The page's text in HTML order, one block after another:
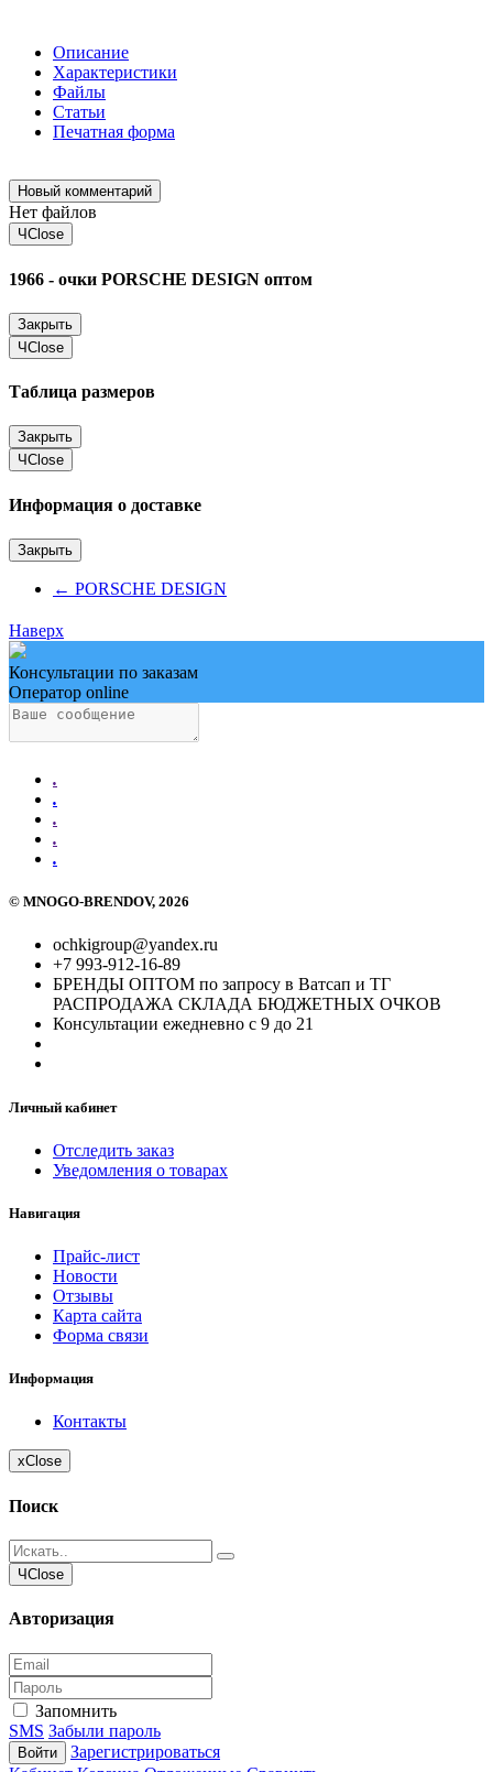
Описание
Характеристики
Файлы
Статьи
Печатная форма
Новый комментарий
Нет файлов
ЧClose
1966 - очки PORSCHE DESIGN оптом
Закрыть
ЧClose
Таблица размеров
Закрыть
ЧClose
Информация о доставке
Закрыть
← PORSCHE DESIGN
Наверх
Консультации по заказам
Оператор online
.
.
.
.
.
© MNOGO-BRENDOV, 2026
ochkigroup@yandex.ru
+7 993-912-16-89
БРЕНДЫ ОПТОМ по запросу в Ватсап и ТГ
РАСПРОДАЖА СКЛАДА БЮДЖЕТНЫХ ОЧКОВ
Консультации ежедневно с 9 до 21
Личный кабинет
Отследить заказ
Уведомления о товарах
Навигация
Прайс-лист
Новости
Отзывы
Карта сайта
Форма связи
Информация
Контакты
xClose
Поиск
ЧClose
Авторизация
Запомнить
SMS Забыли пароль
Войти
Зарегистрироваться